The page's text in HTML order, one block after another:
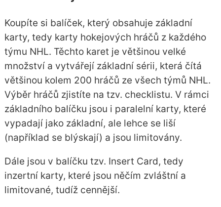
Koupíte si balíček, který obsahuje základní
karty, tedy karty hokejových hráčů z každého
týmu NHL. Těchto karet je většinou velké
množství a vytvářejí základní sérii, která čítá
většinou kolem 200 hráčů ze všech týmů NHL.
Výběr hráčů zjistíte na tzv. checklistu. V rámci
základního balíčku jsou i paralelní karty, které
vypadají jako základní, ale lehce se liší
(například se blýskají) a jsou limitovány.
Dále jsou v balíčku tzv. Insert Card, tedy
inzertní karty, které jsou něčím zvláštní a
limitované, tudíž cennější.